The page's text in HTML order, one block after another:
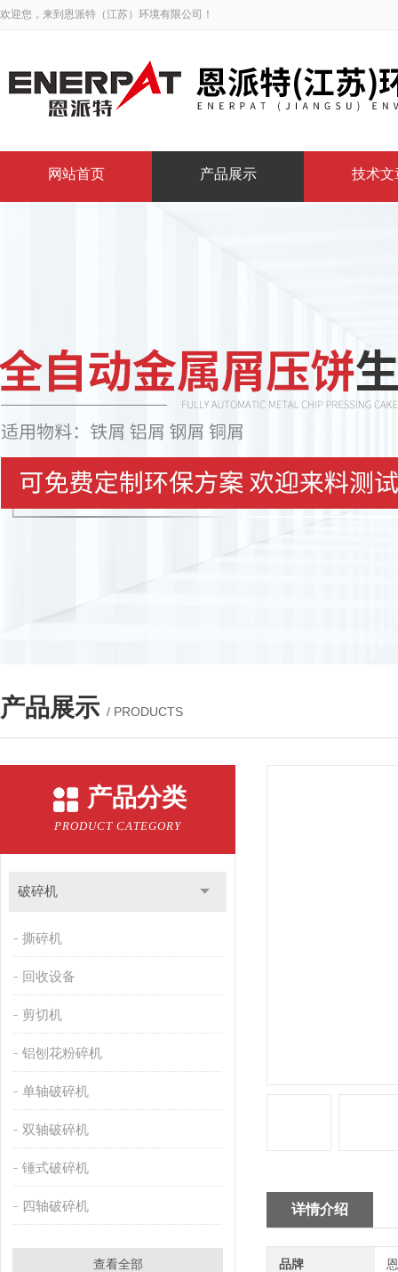
欢迎您，来到恩派特（江苏）环境有限公司！
网站首页 产品展示 技术文
产品展示 / PRODUCTS
产品分类
PRODUCT CATEGORY
破碎机
撕碎机
回收设备
剪切机
铝刨花粉碎机
单轴破碎机
双轴破碎机
锤式破碎机
四轴破碎机
查看全部
详情介绍
品牌